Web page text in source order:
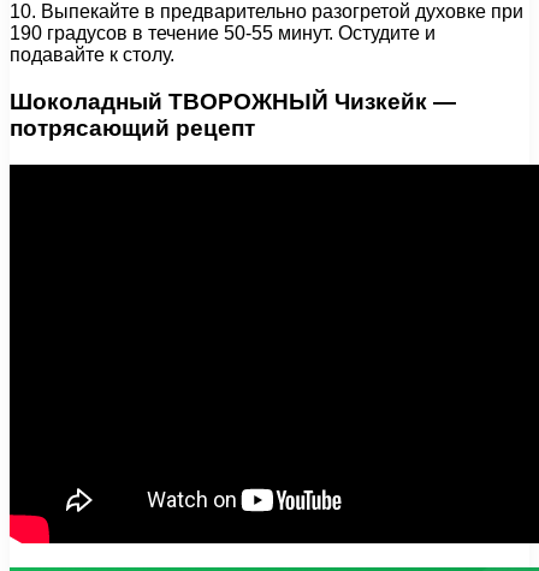
10. Выпекайте в предварительно разогретой духовке при
190 градусов в течение 50-55 минут. Остудите и
подавайте к столу.
Шоколадный ТВОРОЖНЫЙ Чизкейк —
потрясающий рецепт